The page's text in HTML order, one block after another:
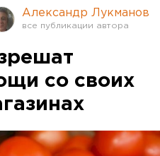
Александр Лукманов
со своих